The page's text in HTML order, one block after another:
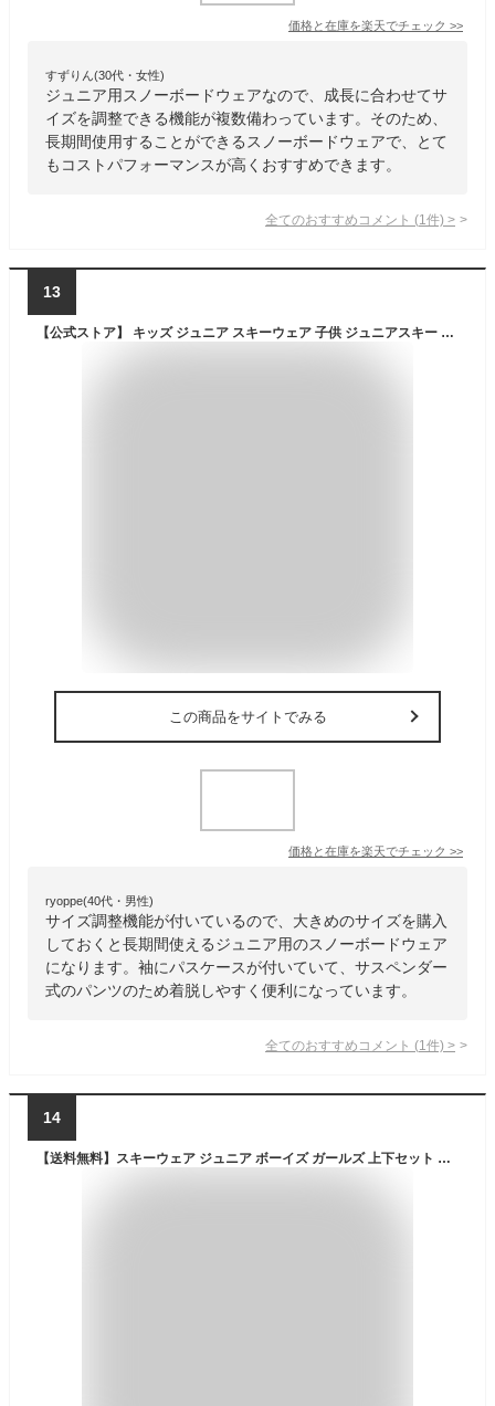
価格と在庫を楽天でチェック >>
すずりん(30代・女性)
ジュニア用スノーボードウェアなので、成長に合わせてサ
イズを調整できる機能が複数備わっています。そのため、
長期間使用することができるスノーボードウェアで、とて
もコストパフォーマンスが高くおすすめできます。
全てのおすすめコメント (1 件) >
13
【公式ストア】 キッズ ジュニア スキーウェア 子供 ジュニアスキー ジュニアスキーウエア スノーウェア スノボウエア スノボーウェア 耐水圧10000mm 男の子 ボーイズ 子供用 小学生 上下セット サイズ調節 人気 おしゃれ 130 140 150 160 ONYONE オンヨネ
この商品をサイトでみる
価格と在庫を楽天でチェック >>
ryoppe(40代・男性)
サイズ調整機能が付いているので、大きめのサイズを購入
しておくと長期間使えるジュニア用のスノーボードウェア
になります。袖にパスケースが付いていて、サスペンダー
式のパンツのため着脱しやすく便利になっています。
全てのおすすめコメント (1 件) >
14
【送料無料】スキーウェア ジュニア ボーイズ ガールズ 上下セット キッズ 男の子 女の子 130 140 150 160 cm 子供 スキーウエア 撥水 スノーボードウェア 冬 雪遊び 防寒 小学生BANNNE(バンネ) BNS72101/102